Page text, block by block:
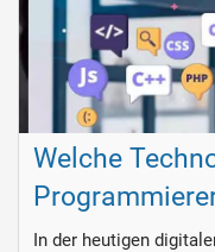
Welche
In der heutigen